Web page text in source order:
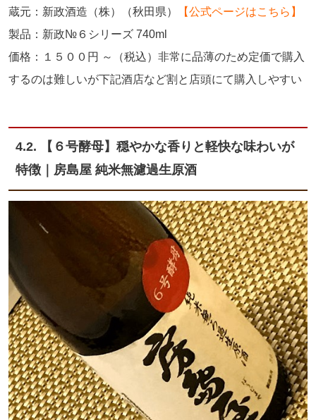
蔵元：新政酒造（株）（秋田県）
【公式ページはこちら】
製品：新政№６シリーズ 740ml
価格：１５００円 ～（税込）非常に品薄のため定価で購入
するのは難しいが下記酒店など割と店頭にて購入しやすい
4.2. 【６号酵母】穏やかな香りと軽快な味わいが
特徴｜房島屋 純米無濾過生原酒